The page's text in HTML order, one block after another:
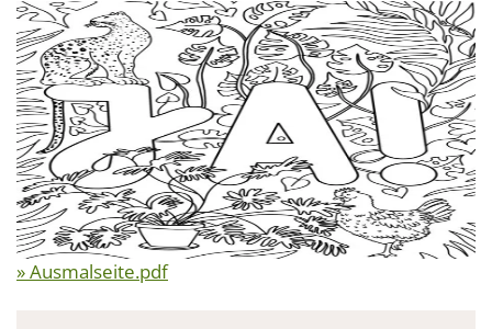
» Ausmalseite.pdf